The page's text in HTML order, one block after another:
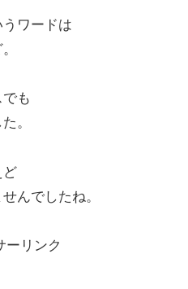
うワードは
も
。
ど
んでしたね。
ーリンク